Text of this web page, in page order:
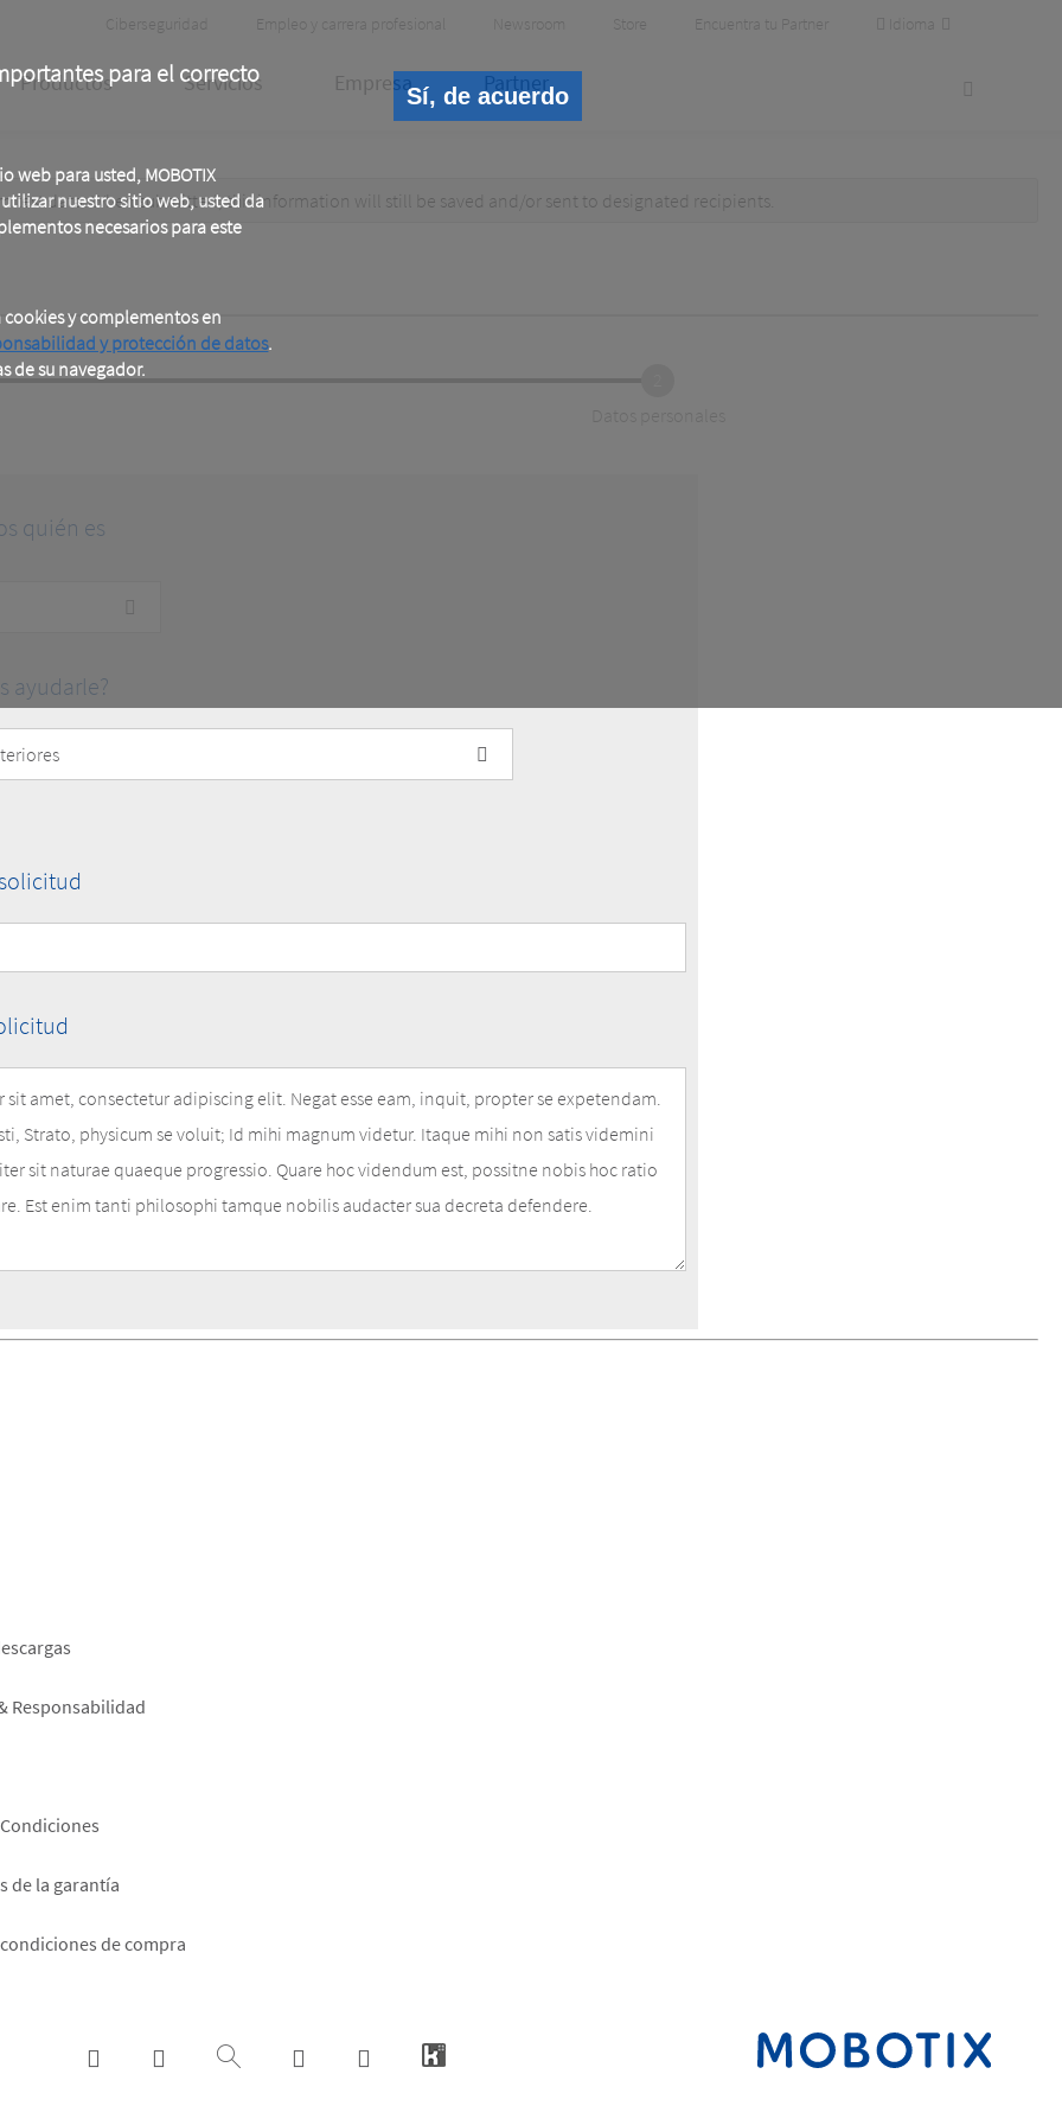
para el correcto
web para usted, MOBOTIX
nuestro sitio web, usted da
necesarios para este
y complementos en
y protección de datos.
de su navegador.
Sí, de acuerdo
Header
Meta
Ciberseguridad Empleo y carrera profesional Newsroom Store Encuentra tu Partner Idioma
Productos Servicios Empresa Partner
test data. When submitted, this information will still be saved and/or sent to designated recipients
quién es
ayudarle?
Responsabilidad
de la garantía
de compra